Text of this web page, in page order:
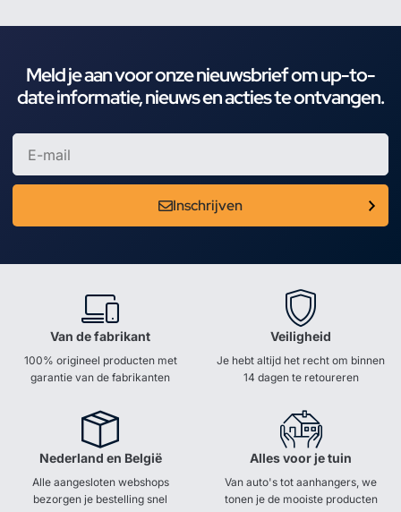
Meld je aan voor onze nieuwsbrief om up-to-
date informatie, nieuws en acties te ontvangen.
Inschrijven
Van de fabrikant
100% origineel producten met
garantie van de fabrikanten
Veiligheid
Je hebt altijd het recht om binnen
14 dagen te retoureren
Nederland en België
Alle aangesloten webshops
bezorgen je bestelling snel
Alles voor je tuin
Van auto's tot aanhangers, we
tonen je de mooiste producten